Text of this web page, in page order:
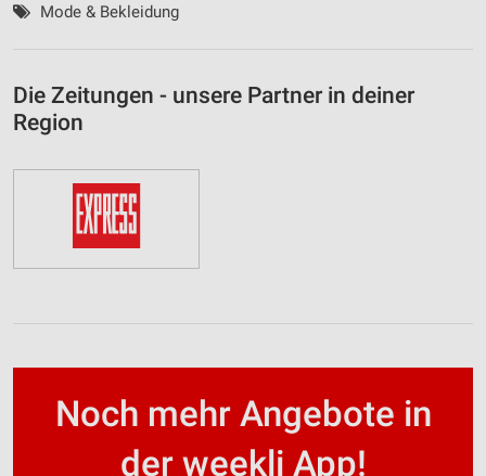
Mode & Bekleidung
Die Zeitungen - unsere Partner in deiner
Region
Noch mehr Angebote in
der weekli App!